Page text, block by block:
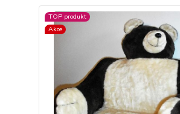
TOP produkt
Akce